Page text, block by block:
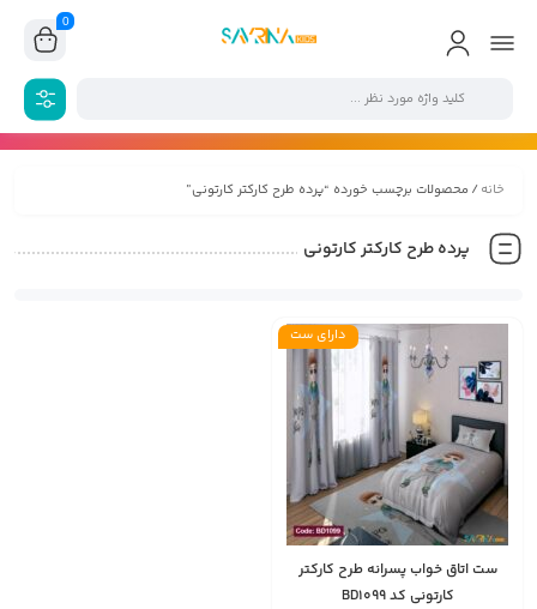
0
خانه/ محصولات برچسب خورده “پرده طرح کارکتر کارتونی”
پرده طرح کارکتر کارتونی
دارای ست
ست اتاق خواب پسرانه طرح کارکتر
کارتونی کد BD1099